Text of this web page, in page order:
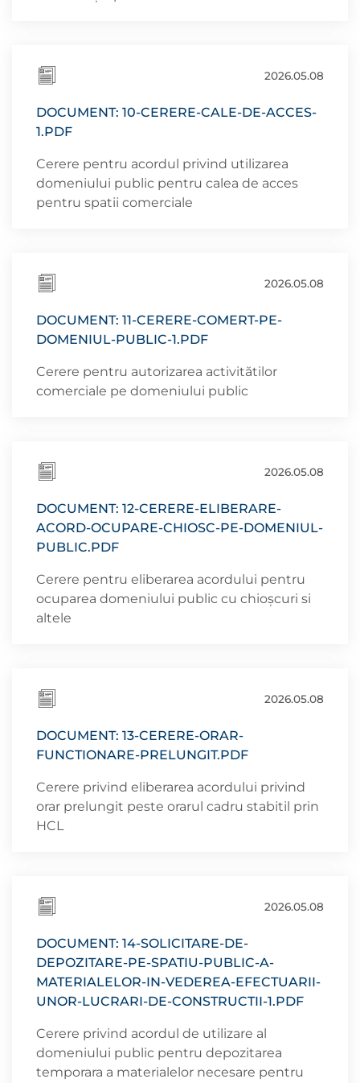
2026.05.08
DOCUMENT: 10-CERERE-CALE-DE-ACCES-
1.PDF
Cerere pentru acordul privind utilizarea
domeniului public pentru calea de acces
pentru spatii comerciale
2026.05.08
DOCUMENT: 11-CERERE-COMERT-PE-
DOMENIUL-PUBLIC-1.PDF
Cerere pentru autorizarea activitătilor
comerciale pe domeniului public
2026.05.08
DOCUMENT: 12-CERERE-ELIBERARE-
ACORD-OCUPARE-CHIOSC-PE-DOMENIUL-
PUBLIC.PDF
Cerere pentru eliberarea acordului pentru
ocuparea domeniului public cu chioșcuri si
altele
2026.05.08
DOCUMENT: 13-CERERE-ORAR-
FUNCTIONARE-PRELUNGIT.PDF
Cerere privind eliberarea acordului privind
orar prelungit peste orarul cadru stabitil prin
HCL
2026.05.08
DOCUMENT: 14-SOLICITARE-DE-
DEPOZITARE-PE-SPATIU-PUBLIC-A-
MATERIALELOR-IN-VEDEREA-EFECTUARII-
UNOR-LUCRARI-DE-CONSTRUCTII-1.PDF
Cerere privind acordul de utilizare al
domeniului public pentru depozitarea
temporara a materialelor necesare pentru